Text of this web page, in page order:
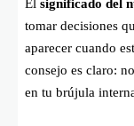
El significado del
tomar decisiones
aparecer cuando
consejo es claro:
en tu brújula